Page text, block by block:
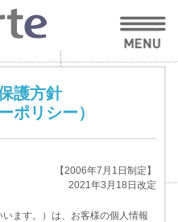
護方針
ポリシー）
【2006年7月1日制定】
2021年3月18日改定
ます。）は、お客様の個人情報